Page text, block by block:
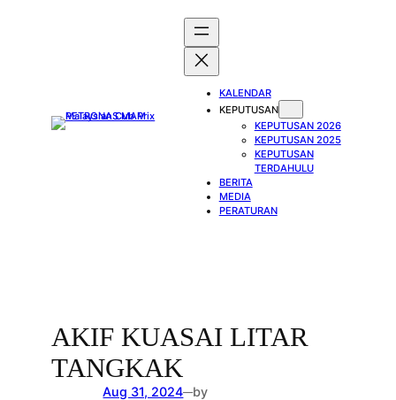
KALENDAR
KEPUTUSAN
KEPUTUSAN 2026
KEPUTUSAN 2025
KEPUTUSAN
TERDAHULU
BERITA
MEDIA
PERATURAN
AKIF KUASAI LITAR
TANGKAK
Aug 31, 2024—by